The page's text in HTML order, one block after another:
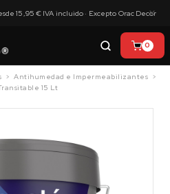
15,95 € IVA incluido · Excepto Orac Decor
×
0
Antihumedad e Impermeabilizantes
15 Lt